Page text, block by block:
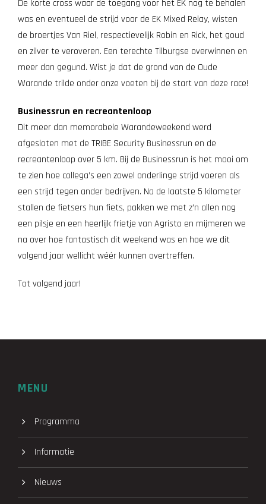
De korte cross waar de toegang voor het EK nog te behalen
was en eventueel de strijd voor de EK Mixed Relay, wisten
de broertjes Van Riel, respectievelijk Robin en Rick, het goud
en zilver te veroveren. Een terechte Tilburgse overwinnen en
meer dan gegund. Wist je dat de grond van de Oude
Warande trilde onder onze voeten bij de start van deze race!
Businessrun en recreantenloop
Dit meer dan memorabele Warandeweekend werd
afgesloten met de TRIBE Security Businessrun en de
recreantenloop over 5 km. Bij de Businessrun is het mooi om
te zien hoe collega’s een zowel onderlinge strijd voeren als
een strijd tegen ander bedrijven. Na de laatste 5 kilometer
stallen de fietsers hun fiets, pakken we met z’n allen nog
een pilsje en een heerlijk frietje van Agristo en mijmeren we
na over hoe fantastisch dit weekend was en hoe we dit
volgend jaar wellicht wéér kunnen overtreffen.
Tot volgend jaar!
MENU
Programma
Informatie
Nieuws